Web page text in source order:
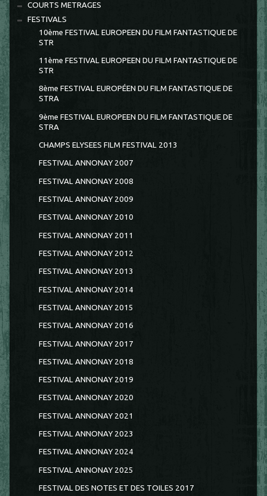
COURTS METRAGES
FESTIVALS
10ème FESTIVAL EUROPEEN DU FILM FANTASTIQUE DE
STR
11ème FESTIVAL EUROPEEN DU FILM FANTASTIQUE DE
STR
8ème FESTIVAL EUROPÉEN DU FILM FANTASTIQUE DE
STRA
9ème FESTIVAL EUROPEEN DU FILM FANTASTIQUE DE
STRA
CHAMPS ELYSEES FILM FESTIVAL 2013
FESTIVAL ANNONAY 2007
FESTIVAL ANNONAY 2008
FESTIVAL ANNONAY 2009
FESTIVAL ANNONAY 2010
FESTIVAL ANNONAY 2011
FESTIVAL ANNONAY 2012
FESTIVAL ANNONAY 2013
FESTIVAL ANNONAY 2014
FESTIVAL ANNONAY 2015
FESTIVAL ANNONAY 2016
FESTIVAL ANNONAY 2017
FESTIVAL ANNONAY 2018
FESTIVAL ANNONAY 2019
FESTIVAL ANNONAY 2020
FESTIVAL ANNONAY 2021
FESTIVAL ANNONAY 2023
FESTIVAL ANNONAY 2024
FESTIVAL ANNONAY 2025
FESTIVAL DES NOTES ET DES TOILES 2017